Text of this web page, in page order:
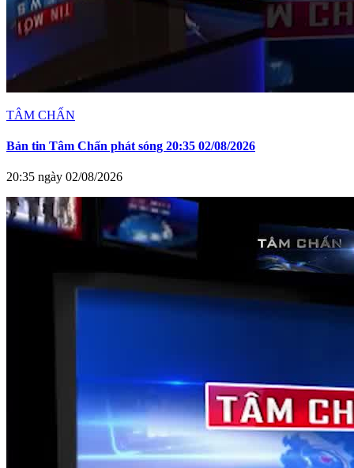
TÂM CHẤN
Bản tin Tâm Chấn phát sóng 20:35 02/08/2026
20:35 ngày 02/08/2026